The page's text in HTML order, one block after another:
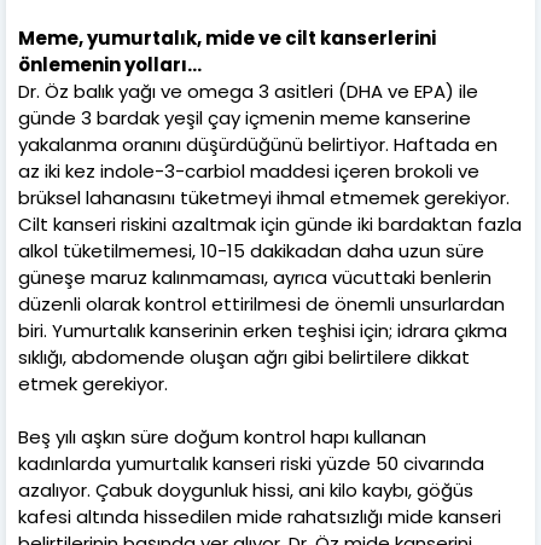
Meme, yumurtalık, mide ve cilt kanserlerini
önlemenin yolları…
Dr. Öz balık yağı ve omega 3 asitleri (DHA ve EPA) ile
günde 3 bardak yeşil çay içmenin meme kanserine
yakalanma oranını düşürdüğünü belirtiyor. Haftada en
az iki kez indole-3-carbiol maddesi içeren brokoli ve
brüksel lahanasını tüketmeyi ihmal etmemek gerekiyor.
Cilt kanseri riskini azaltmak için günde iki bardaktan fazla
alkol tüketilmemesi, 10-15 dakikadan daha uzun süre
güneşe maruz kalınmaması, ayrıca vücuttaki benlerin
düzenli olarak kontrol ettirilmesi de önemli unsurlardan
biri. Yumurtalık kanserinin erken teşhisi için; idrara çıkma
sıklığı, abdomende oluşan ağrı gibi belirtilere dikkat
etmek gerekiyor.
Beş yılı aşkın süre doğum kontrol hapı kullanan
kadınlarda yumurtalık kanseri riski yüzde 50 civarında
azalıyor. Çabuk doygunluk hissi, ani kilo kaybı, göğüs
kafesi altında hissedilen mide rahatsızlığı mide kanseri